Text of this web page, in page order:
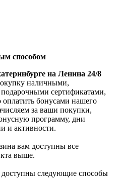
способом
на Ленина 24/8
наличными,
сертификатами,
бонусами нашего
за ваши покупки,
программу, дни
и активности.
вам доступны все
выше.
следующие способы